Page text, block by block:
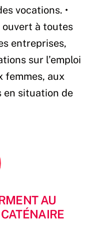
vocations. •
ouvert à toutes
entreprises,
sur l’emploi
femmes, aux
en situation de
AU